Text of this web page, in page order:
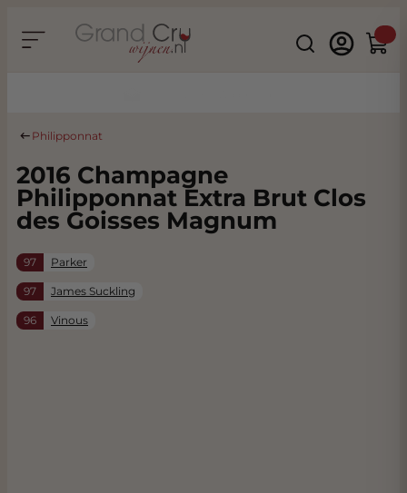
Search
Philipponnat
2016 Champagne
Philipponnat Extra Brut Clos
des Goisses Magnum
97 Parker
97 James Suckling
96 Vinous